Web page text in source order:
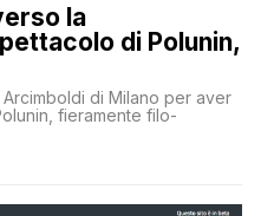
la
di Polunin,
di Milano per aver
fieramente filo-